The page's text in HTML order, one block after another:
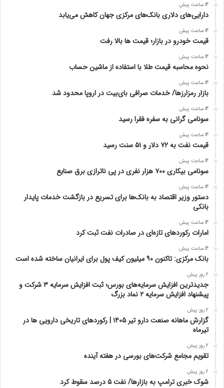
14 ساعت پیش
دارایی‌های دلاری بانک‌های مرکزی جهان کاهش می‌یابد
14 ساعت پیش
قیمت خودرو در بازار؛ قیمت ها بالا رفت
14 ساعت پیش
نحوه محاسبه قیمت طلا با استفاده از ماشین حساب
14 ساعت پیش
بازار رمزارزها/ خدمات صرافی بای‌بیت در اروپا محدود شد
14 ساعت پیش
سونامی گرانی به سفره فقرا رسید
14 ساعت پیش
قیمت نفت به ۷۲ دلار و ۵۱ سنت رسید
14 ساعت پیش
سونامی بیکاری ۷۰۰ هزار نفری در پی ناترازی برق صنایع
14 ساعت پیش
دستور وزیر اقتصاد به بانک‌ها برای تسریع در بازگشت خدمات پایدار
بانکی
14 ساعت پیش
امارات رکورد‌های تازه‌ای در صادرات نفت ثبت کرد
14 ساعت پیش
بانک مرکزی: تاکنون ۹۰ میلیون کیف پول برای ایرانیان ساخته شده است
2 روز پیش
جدیدترین افزایش سرمایه‌های بورس؛ ثبت افزایش سرمایه ۳ شرکت و
پیشنهاد افزایش سرمایه ۲ نماد بزرگ
2 روز پیش
گزارش ماهانه صنعت دارو تیر ۱۴۰۵ | رکوردهای تاریخی دارویی ها در
تیرماه
2 روز پیش
تقویم مجامع شرکت‌های بورسی در هفته آینده
2 روز پیش
شوک خبری ترامپ به بازارها/ نفت ۵ درصد سقوط کرد